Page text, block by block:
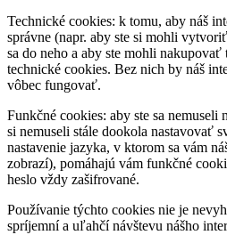
Technické cookies: k tomu, aby náš
správne (napr. aby ste si mohli
sa do neho a aby ste mohli
technické cookies. Bez nich by náš
vôbec fungovať.
Funkčné cookies: aby ste sa nemuseli
si nemuseli stále dookola nastavovať
nastavenie jazyka, v ktorom sa vám
zobrazí), pomáhajú vám funkčné
heslo vždy zašifrované.
Používanie týchto cookies nie je
spríjemní a uľahčí návštevu nášho